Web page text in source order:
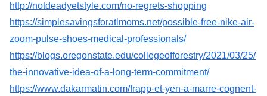
http://notdeadyetstyle.com/no-regrets-shopping
https://simplesavingsforatlmoms.net/possible-free-nike-air-
zoom-pulse-shoes-medical-professionals/
https://blogs.oregonstate.edu/collegeofforestry/2021/03/25/
the-innovative-idea-of-a-long-term-commitment/
https://www.dakarmatin.com/frapp-et-yen-a-marre-cognent-